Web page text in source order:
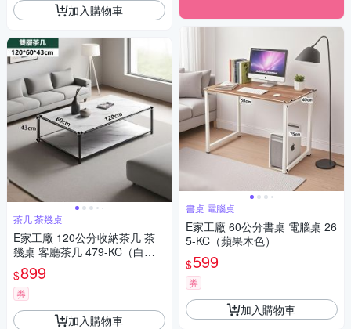
加入購物車
茶几 茶幾桌
E家工廠 120公分收納茶几 茶
幾桌 客廳茶几 479-KC（白
色）
$899
券
加入購物車
書桌 電腦桌
E家工廠 60公分書桌 電腦桌 26
5-KC（蘋果木色）
$599
券
加入購物車